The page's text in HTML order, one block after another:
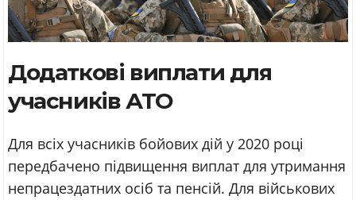
Додаткові виплати для
учасників АТО
Для всіх учасників бойових дій у 2020 році
передбачено підвищення виплат для утримання
непрацездатних осіб та пенсій. Для військових